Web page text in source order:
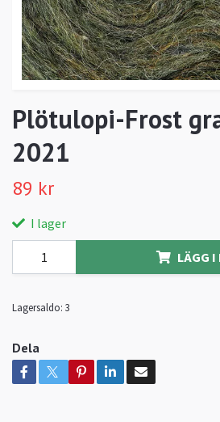
Plötulopi-Frost
2021
89 kr
I lager
LÄGG I
Lagersaldo: 3
Dela